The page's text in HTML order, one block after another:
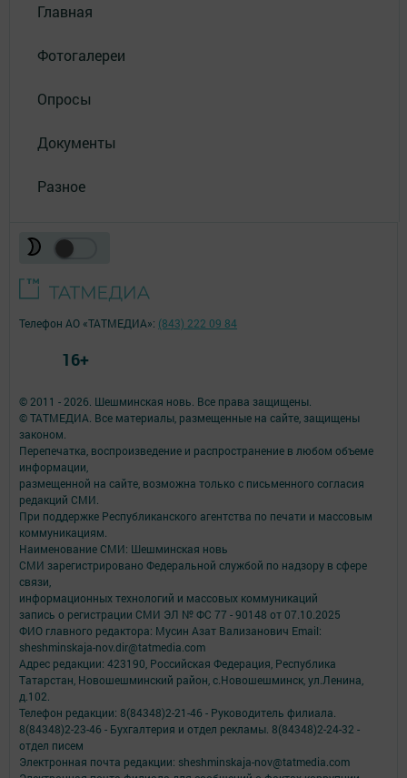
Главная
Фотогалереи
Опросы
Документы
Разное
© 2011 - 2026. Шешминская новь. Все права защищены.
© ТАТМЕДИА. Все материалы, размещенные на сайте, защищены
законом.
Перепечатка, воспроизведение и распространение в любом объеме
информации,
размещенной на сайте, возможна только с письменного согласия
редакций СМИ.
При поддержке Республиканского агентства по печати и массовым
коммуникациям.
Наименование СМИ: Шешминская новь
СМИ зарегистрировано Федеральной службой по надзору в сфере
связи,
информационных технологий и массовых коммуникаций
запись о регистрации СМИ ЭЛ № ФС 77 - 90148 от 07.10.2025
ФИО главного редактора: Мусин Азат Вализанович Email:
sheshminskaja-nov.dir@tatmedia.com
Адрес редакции: 423190, Российская Федерация, Республика
Татарстан, Новошешминский район, с.Новошешминск, ул.Ленина,
д.102.
Телефон редакции: 8(84348)2-21-46 - Руководитель филиала.
8(84348)2-23-46 - Бухгалтерия и отдел рекламы. 8(84348)2-24-32 -
отдел писем
Электронная почта редакции: sheshminskaja-nov@tatmedia.com
Телефон АО «ТАТМЕДИА»: (843) 222 09 84
16+